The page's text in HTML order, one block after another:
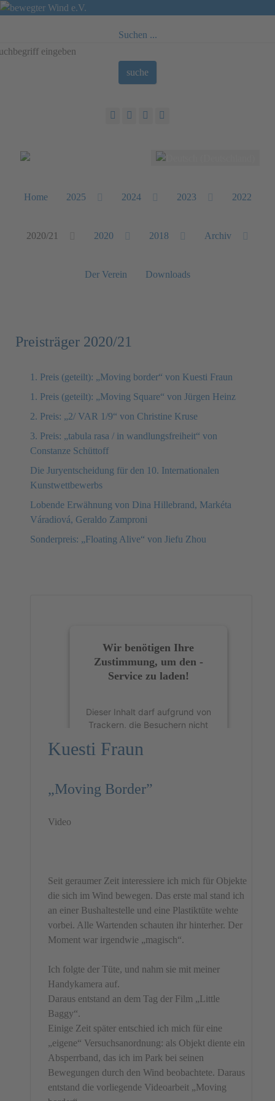
Suchen ...
suche
Sprache auswählen
Home 2025 2024 2023 2022
2020/21 2020 2018 Archiv
Der Verein Downloads
Preisträger 2020/21
1. Preis (geteilt): „Moving border“ von Kuesti Fraun
1. Preis (geteilt): „Moving Square“ von Jürgen Heinz
2. Preis: „2/ VAR 1/9“ von Christine Kruse
3. Preis: „tabula rasa / in wandlungsfreiheit“ von
Constanze Schüttoff
Die Juryentscheidung für den 10. Internationalen
Kunstwettbewerbs
Lobende Erwähnung von Dina Hillebrand, Markéta
Váradiová, Geraldo Zamproni
Sonderpreis: „Floating Alive“ von Jiefu Zhou
Wir benötigen Ihre
Zustimmung, um den -
Service zu laden!
Dieser Inhalt darf aufgrund von
Trackern, die Besuchern nicht
geladen werden. Der Besitzer
diesen Inhalt zur Liste der
Kuesti Fraun
„Moving Border”
Video
Seit geraumer Zeit interessiere ich mich für Objekte
die sich im Wind bewegen. Das erste mal stand ich
an einer Bushaltestelle und eine Plastiktüte wehte
vorbei. Alle Wartenden schauten ihr hinterher. Der
Moment war irgendwie „magisch“.
Ich folgte der Tüte, und nahm sie mit meiner
Handykamera auf.
Daraus entstand an dem Tag der Film „Little
Baggy“.
Einige Zeit später entschied ich mich für eine
„eigene“ Versuchsanordnung: als Objekt diente ein
Absperrband, das ich im Park bei seinen
Bewegungen durch den Wind beobachtete. Daraus
entstand die vorliegende Videoarbeit „Moving